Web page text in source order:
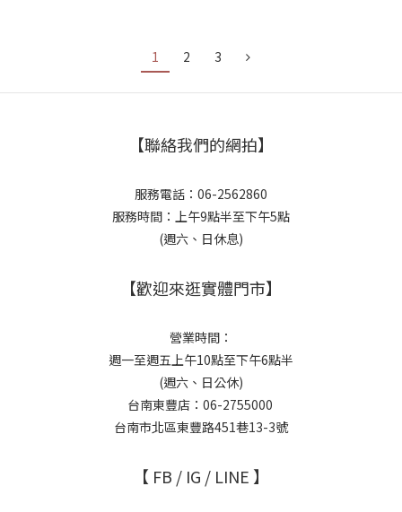
1 2 3
【聯絡我們的網拍】
服務電話：06-2562860
服務時間：上午9點半至下午5點
(週六、日休息)
【歡迎來逛實體門市】
營業時間：
週一至週五上午10點至下午6點半
(週六、日公休)
台南東豐店：06-2755000
台南市北區東豐路451巷13-3號
【 FB / IG / LINE 】